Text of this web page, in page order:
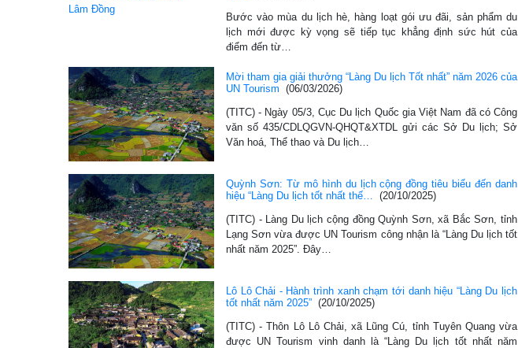
Bước vào mùa du lịch hè, hàng loạt gói ưu đãi, sản phẩm du
lịch mới được kỳ vọng sẽ tiếp tục khẳng định sức hút của
điểm đến từ…
Mời tham gia giải thưởng “Làng Du lịch Tốt nhất” năm 2026 của
UN Tourism (06/03/2026)
(TITC) - Ngày 05/3, Cục Du lịch Quốc gia Việt Nam đã có Công
văn số 435/CDLQGVN-QHQT&XTDL gửi các Sở Du lịch; Sở
Văn hoá, Thể thao và Du lịch…
Quỳnh Sơn: Từ mô hình du lịch cộng đồng tiêu biểu đến danh
hiệu “Làng Du lịch tốt nhất thế… (20/10/2025)
(TITC) - Làng Du lịch cộng đồng Quỳnh Sơn, xã Bắc Sơn, tỉnh
Lạng Sơn vừa được UN Tourism công nhận là “Làng Du lịch tốt
nhất năm 2025”. Đây…
Lô Lô Chải - Hành trình xanh chạm tới danh hiệu “Làng Du lịch
tốt nhất năm 2025” (20/10/2025)
(TITC) - Thôn Lô Lô Chải, xã Lũng Cú, tỉnh Tuyên Quang vừa
được UN Tourism vinh danh là “Làng Du lịch tốt nhất năm